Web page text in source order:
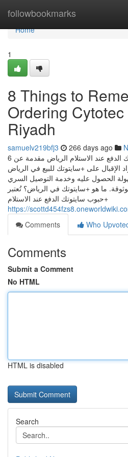
followbookmarks
Home
Home
1
8 Things to
Ordering
Riyadh
samuelv219bfj3 266 days ago
6 طرق آمنة لطلب حبوب سايتوتك الدفع عند الاستلام الرياض مقدمة عن
الإقبال على +سايتوتك للبيع في الرياض
الحصول عليه وخدمة التوصيل السري
ما هو +سايتوتك في الرياض؟ تُعتبر
+حبوب سايتوتك الدفع عند الاستلام
https://
Comments
Who
Comments
Submit a Comment
No HTML
HTML is disabled
Search